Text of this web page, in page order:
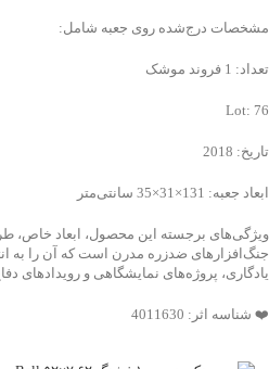
مشخصات درج‌شده روی جعبه شامل:
تعداد: 1 فروند موشک
Lot: 76
تاریخ: 2018
ابعاد جعبه: 131×31×35 سانتی‌متر
ویژگی‌های برجسته این محصول، ابعاد خاص،
جنگ‌افزارهای ضدزره مدرن است که آن را به
یادگاری، پروژه‌های نمایشگاهی و رویدادهای
❤️ شناسه اثر: 4011630